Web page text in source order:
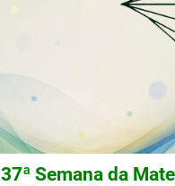
37ª Semana da